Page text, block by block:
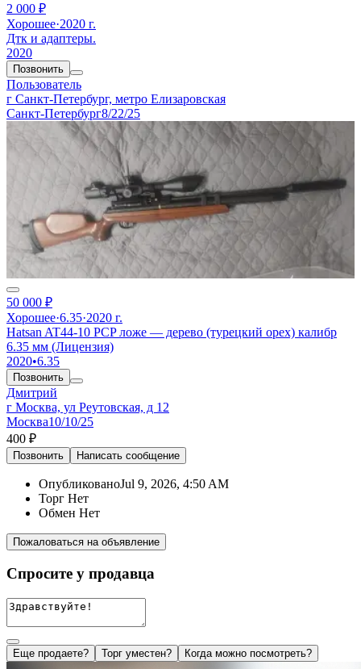
2 000 ₽
Хорошее·2020 г.
Дтк и адаптеры.
2020
Позвонить
Пользователь
г Санкт-Петербург, метро Елизаровская
Санкт-Петербург8/22/25
50 000 ₽
Хорошее·6.35·2020 г.
Hatsan AT44-10 PCP ложе — дерево (турецкий орех) калибр
6.35 мм (Лицензия)
2020•6.35
Позвонить
Дмитрий
г Москва, ул Реутовская, д 12
Москва10/10/25
400 ₽
Позвонить Написать сообщение
ОпубликованоJul 9, 2026, 4:50 AM
Торг Нет
Обмен Нет
Пожаловаться на объявление
Спросите у продавца
Еще продаете? Торг уместен? Когда можно посмотреть?